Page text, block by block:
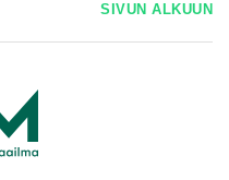
SIVUN ALKUUN